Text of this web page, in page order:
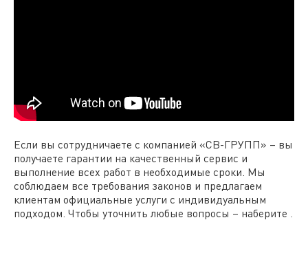
Если вы сотрудничаете с компанией «СВ-ГРУПП» – вы
получаете гарантии на качественный сервис и
выполнение всех работ в необходимые сроки. Мы
соблюдаем все требования законов и предлагаем
клиентам официальные услуги с индивидуальным
подходом. Чтобы уточнить любые вопросы – наберите .